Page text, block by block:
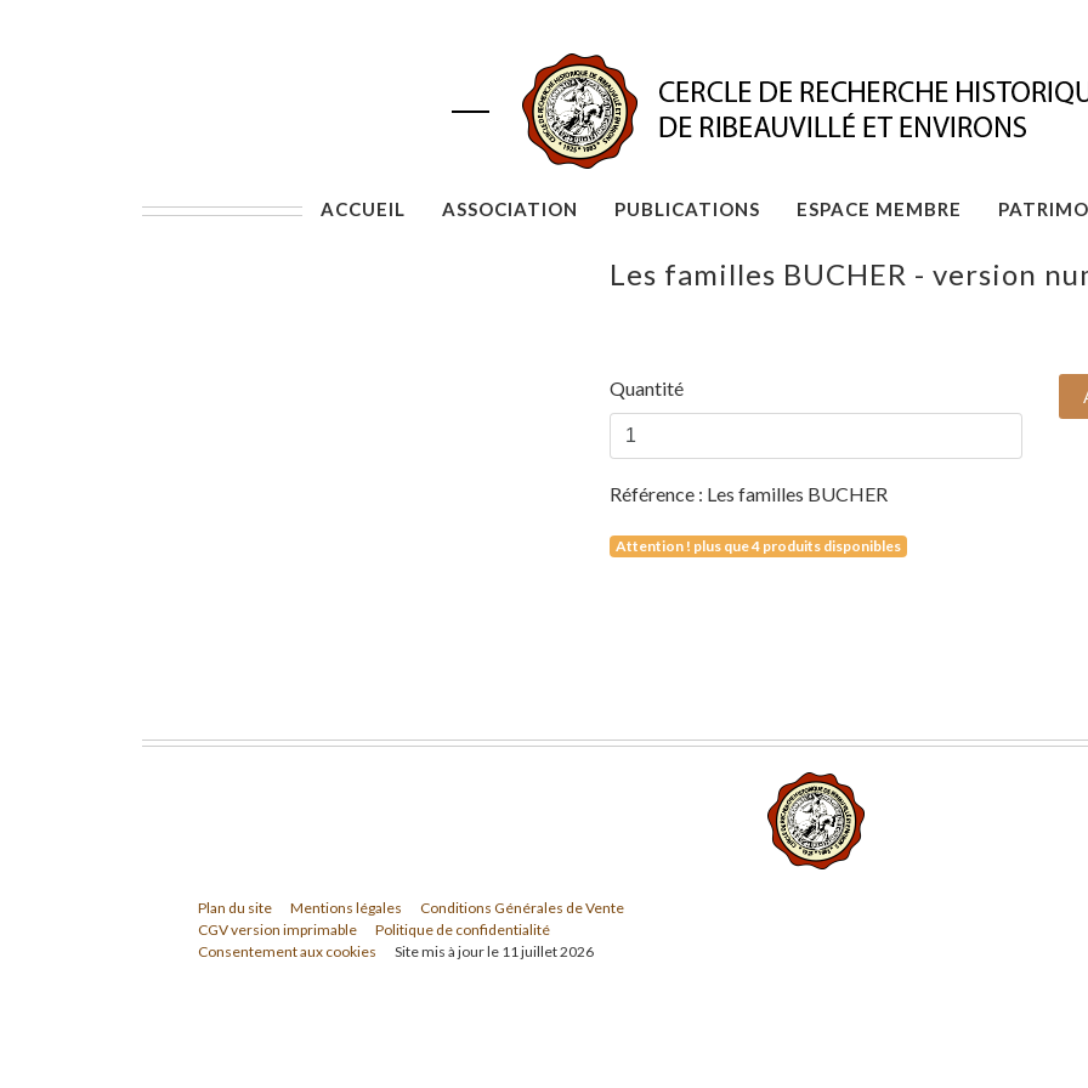
ACCUEIL ASSOCIATION PUBLICATIONS ESPACE MEMBRE
Les familles BUCHER - version
Quantité
Référence : Les familles BUCHER
Attention ! plus que 4 produits disponibles
Plan du site Mentions légales
Conditions Générales de Vente
CGV version imprimable
Politique de confidentialité
Consentement aux cookies
Site mis à jour le 11 juillet 2026